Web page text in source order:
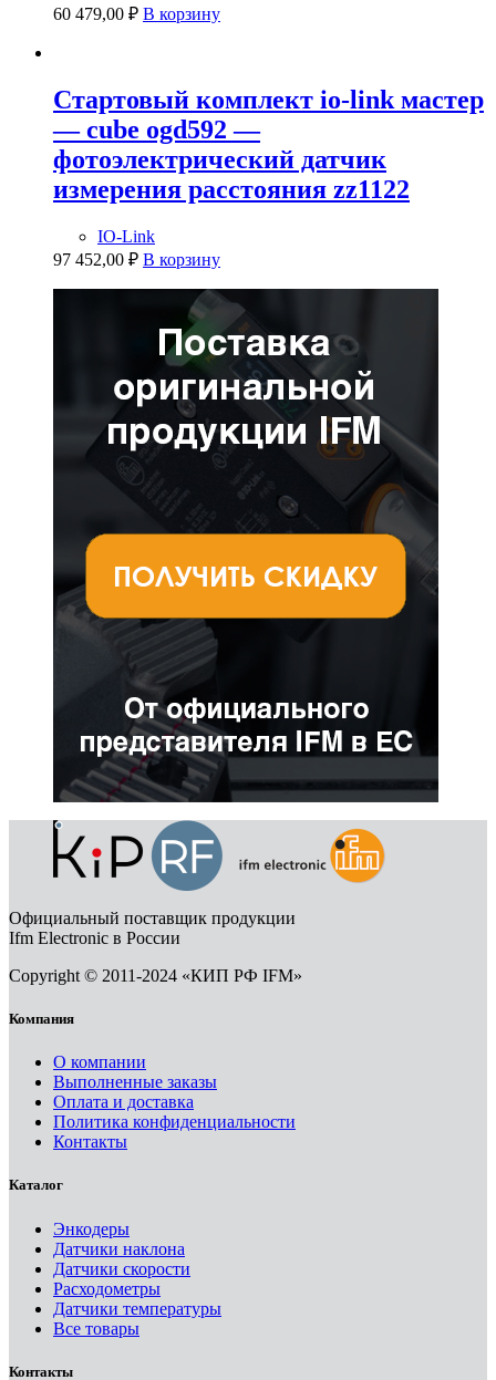
60 479,00 ₽ В корзину
Стартовый комплект io-link мастер
— cube ogd592 —
фотоэлектрический датчик
измерения расстояния zz1122
IO-Link
97 452,00 ₽ В корзину
Официальный поставщик продукции
Ifm Electronic в России
Copyright © 2011-2024 «КИП РФ IFM»
Компания
О компании
Выполненные заказы
Оплата и доставка
Политика конфиденциальности
Контакты
Каталог
Энкодеры
Датчики наклона
Датчики скорости
Расходометры
Датчики температуры
Все товары
Контакты